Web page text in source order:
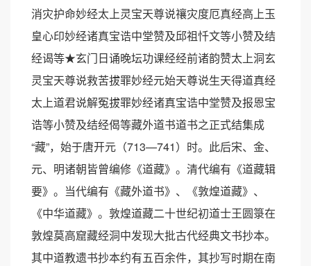
消灾护命妙经太上灵宝天尊说禳灾度厄真经高上玉
皇心印妙经诸真宝诰中堂赞及邱祖忏文等小赞及结
经谒等★玄门日诵晚坛功课经经前诸韵赞太上洞玄
灵宝天尊说救苦拔罪妙经元始天尊说生天得道真经
太上道君说解冤拔罪妙经诸真宝诰中堂赞及报恩宝
诰等小赞及结经偈等藏外道书道书之正式结集成
“藏”，始于唐开元（713—741）时。此后宋、金、
元、明诸朝皆曾编修《道藏》。清代编有《道藏辑
要》。当代编有《藏外道书》、《敦煌道藏》、
《中华道藏》。敦煌道藏二十世纪初道士王圆箓在
敦煌莫高窟藏经洞中发现大批古代经典文书抄本。
其中道教遗书抄本约有五百余件，其抄写时期在南